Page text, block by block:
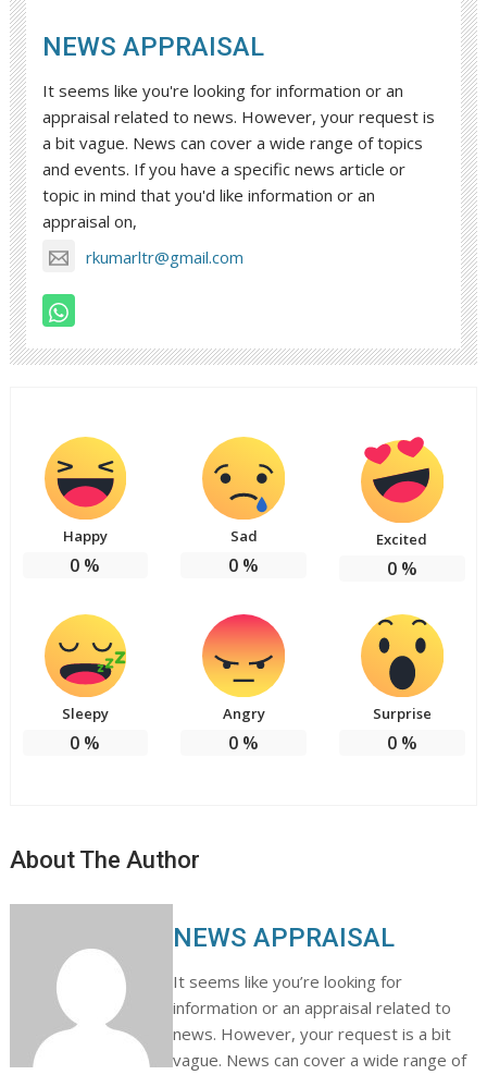
NEWS APPRAISAL
It seems like you're looking for information or an
appraisal related to news. However, your request is
a bit vague. News can cover a wide range of topics
and events. If you have a specific news article or
topic in mind that you'd like information or an
appraisal on,
rkumarltr@gmail.com
Happy
0 %
Sad
0 %
Excited
0%
Sleepy
0 %
Angry
0 %
Surprise
0%
About The Author
NEWS APPRAISAL
It seems like you’re looking for
information or an appraisal related to
news. However, your request is a bit
vague. News can cover a wide range of